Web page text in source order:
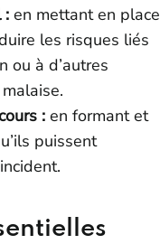
: en mettant en place
les risques liés
ou à d’autres
: en formant et
puissent